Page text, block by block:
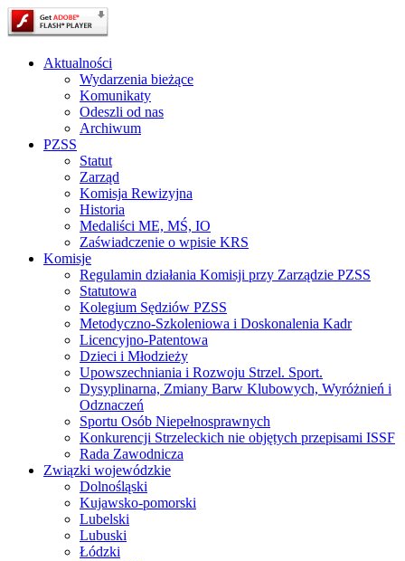
Aktualności
Wydarzenia bieżące
Komunikaty
Odeszli od nas
Archiwum
PZSS
Statut
Zarząd
Komisja Rewizyjna
Historia
Medaliści ME, MŚ, IO
Zaświadczenie o wpisie KRS
Komisje
Regulamin działania Komisji przy Zarządzie PZSS
Statutowa
Kolegium Sędziów PZSS
Metodyczno-Szkoleniowa i Doskonalenia Kadr
Licencyjno-Patentowa
Dzieci i Młodzieży
Upowszechniania i Rozwoju Strzel. Sport.
Dysyplinarna, Zmiany Barw Klubowych, Wyróżnień i
Odznaczeń
Sportu Osób Niepełnosprawnych
Konkurencji Strzeleckich nie objętych przepisami ISSF
Rada Zawodnicza
Związki wojewódzkie
Dolnośląski
Kujawsko-pomorski
Lubelski
Lubuski
Łódzki